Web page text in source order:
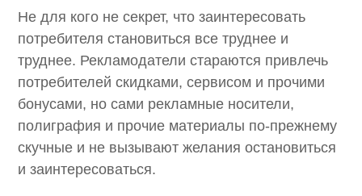
Не для кого не секрет, что заинтересовать
потребителя становиться все труднее и
труднее. Рекламодатели стараются привлечь
потребителей скидками, сервисом и прочими
бонусами, но сами рекламные носители,
полиграфия и прочие материалы по-прежнему
скучные и не вызывают желания остановиться
и заинтересоваться.